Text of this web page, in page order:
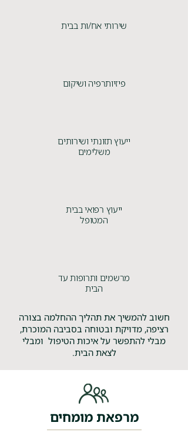
שירותי אח/ות בבית
פיזיותרפיה ושיקום
ייעוץ תזונתי ושירותים
משלימים
ייעוץ רפואי בבית
המטופל
מרשמים ותרופות עד
הבית
חשוב להמשיך את תהליך ההחלמה בצורה
רציפה, מדויקת ובטוחה בסביבה המוכרת,
מבלי להתפשר על איכות הטיפול ומבלי
לצאת הבית.
מרפאת מומחים